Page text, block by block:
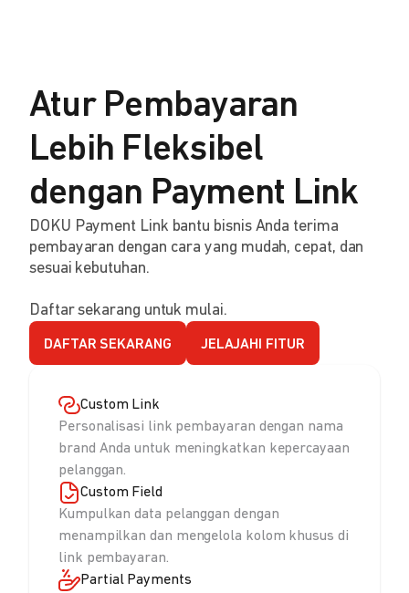
Atur Pembayaran
Lebih Fleksibel
dengan Payment Link
DOKU Payment Link bantu bisnis Anda terima
pembayaran dengan cara yang mudah, cepat, dan
sesuai kebutuhan.
Daftar sekarang untuk mulai.
DAFTAR SEKARANG JELAJAHI FITUR
Custom Link
Personalisasi link pembayaran dengan nama
brand Anda untuk meningkatkan kepercayaan
pelanggan.
Custom Field
Kumpulkan data pelanggan dengan
menampilkan dan mengelola kolom khusus di
link pembayaran.
Partial Payments